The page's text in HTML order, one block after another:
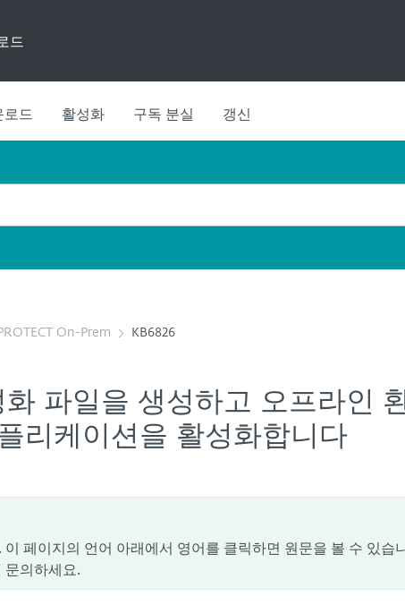
드
로드 활성화 구독 분실 갱신
On-Prem KB6826
화 파일을 생성하고 오프라인
리케이션을 활성화합니다
페이지의 언어 아래에서 영어를 클릭하면 원문을 볼 수 있습
문의하세요.